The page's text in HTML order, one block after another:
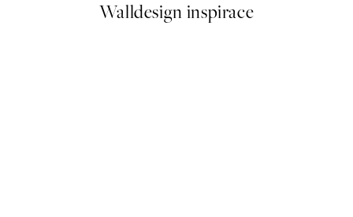
Walldesign inspirace